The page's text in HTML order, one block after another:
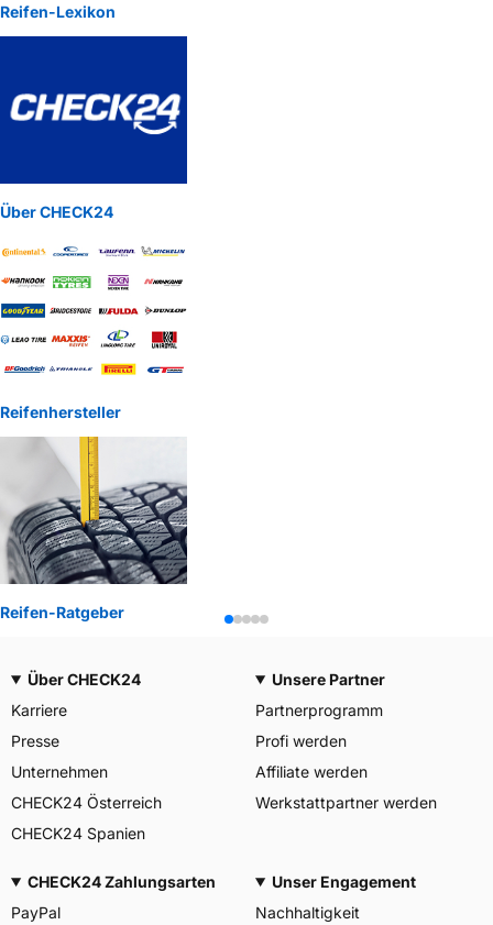
Reifen-Lexikon
Über CHECK24
Reifenhersteller
Reifen-Ratgeber
Über CHECK24
Karriere
Presse
Unternehmen
CHECK24 Österreich
CHECK24 Spanien
Unsere Partner
Partnerprogramm
Profi werden
Affiliate werden
Werkstattpartner werden
CHECK24 Zahlungsarten
PayPal
Unser Engagement
Nachhaltigkeit